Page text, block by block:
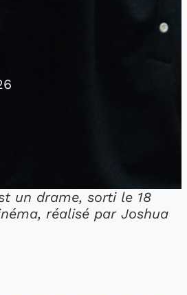
un drame, sorti le 18
réalisé par Joshua